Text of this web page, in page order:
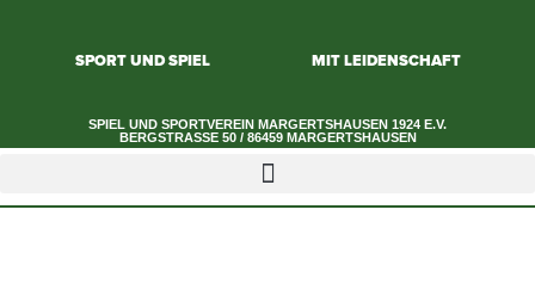
SPORT UND SPIEL MIT LEIDENSCHAFT
SPIEL UND SPORTVEREIN MARGERTSHAUSEN 1924 E.V.​
BERGSTRASSE 50 / 86459 MARGERTSHAUSEN